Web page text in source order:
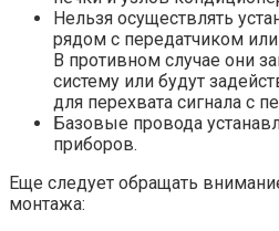
Нельзя осуществлять
рядом с передатчиком
В противном случае они
систему или будут
для перехвата сигнала с
Базовые провода
приборов.
Еще следует обращать
монтажа: